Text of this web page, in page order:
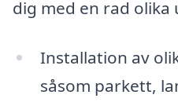
dig med en rad olika
Installation av
såsom parkett,